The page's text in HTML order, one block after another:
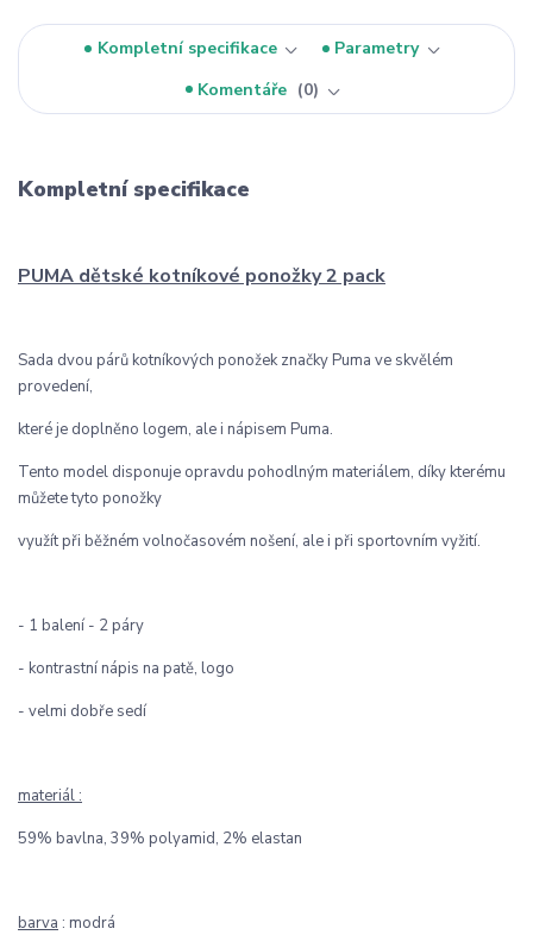
Kompletní specifikace
Parametry
Komentáře
0
Kompletní specifikace
PUMA dětské kotníkové ponožky 2 pack
Sada dvou párů kotníkových ponožek značky Puma ve skvělém
provedení,
které je doplněno logem, ale i nápisem Puma.
Tento model disponuje opravdu pohodlným materiálem, díky kterému
můžete tyto ponožky
využít při běžném volnočasovém nošení, ale i při sportovním vyžití.
- 1 balení - 2 páry
- kontrastní nápis na patě, logo
- velmi dobře sedí
materiál :
59% bavlna, 39% polyamid, 2% elastan
barva : modrá